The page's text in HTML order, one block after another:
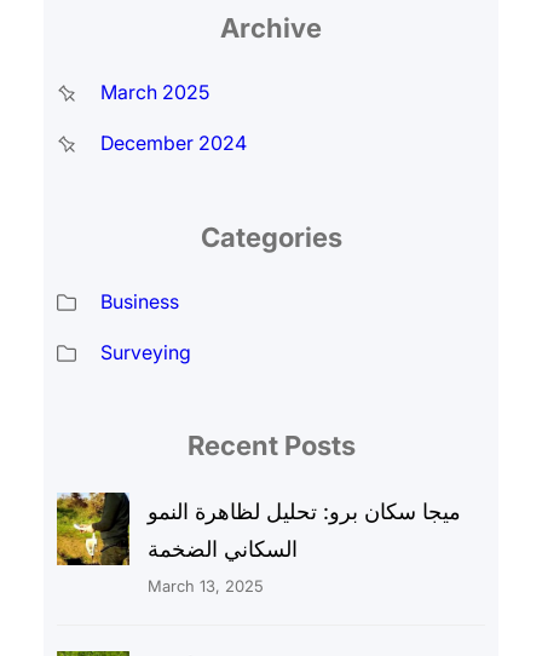
Archive
March 2025
December 2024
Categories
Business
Surveying
Recent Posts
ميجا سكان برو: تحليل لظاهرة النمو
السكاني الضخمة
March 13, 2025